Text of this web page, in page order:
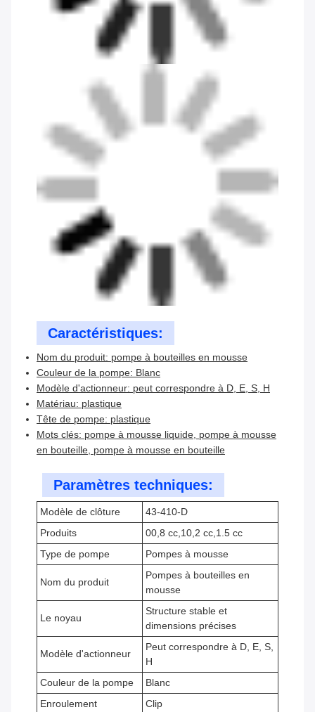
Caractéristiques:
Nom du produit: pompe à bouteilles en mousse
Couleur de la pompe: Blanc
Modèle d'actionneur: peut correspondre à D, E, S, H
Matériau: plastique
Tête de pompe: plastique
Mots clés: pompe à mousse liquide, pompe à mousse
en bouteille, pompe à mousse en bouteille
Paramètres techniques:
Modèle de clôture
43-410-D
Produits
00,8 cc,10,2 cc,1.5 cc
Type de pompe
Pompes à mousse
Nom du produit
Pompes à bouteilles en
mousse
Le noyau
Structure stable et
dimensions précises
Modèle d'actionneur
Peut correspondre à D, E, S,
H
Couleur de la pompe
Blanc
Enroulement
Clip